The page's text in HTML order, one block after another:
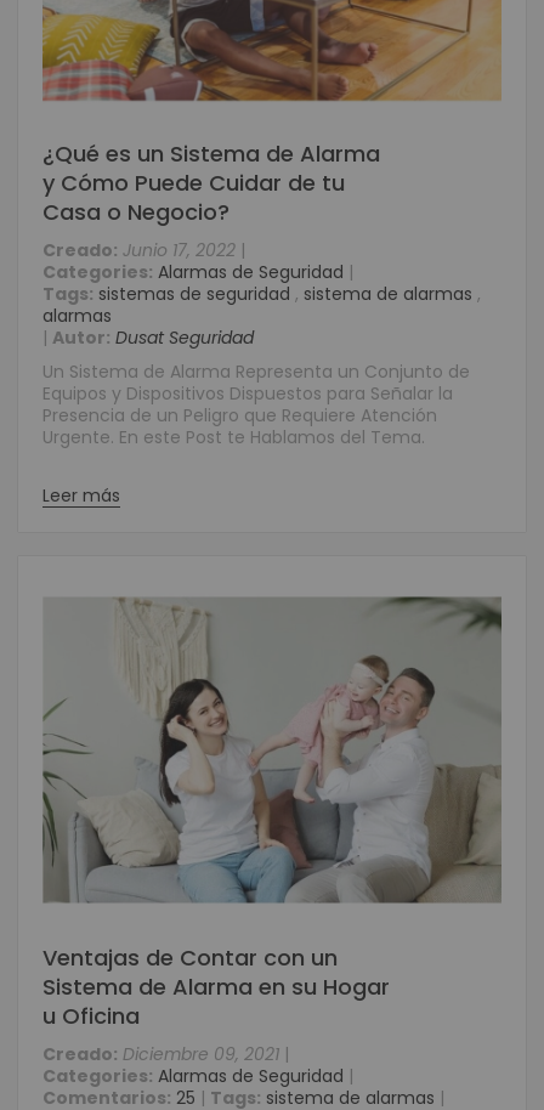
¿Qué es un Sistema de Alarma
y Cómo Puede Cuidar de tu
Casa o Negocio?
Creado: Junio 17, 2022 |
Categories: Alarmas de Seguridad |
Tags: sistemas de seguridad , sistema de alarmas ,
alarmas
| Autor: Dusat Seguridad
Un Sistema de Alarma Representa un Conjunto de
Equipos y Dispositivos Dispuestos para Señalar la
Presencia de un Peligro que Requiere Atención
Urgente. En este Post te Hablamos del Tema.
Leer más
Ventajas de Contar con un
Sistema de Alarma en su Hogar
u Oficina
Creado: Diciembre 09, 2021 |
Categories: Alarmas de Seguridad |
Comentarios: 25 | Tags: sistema de alarmas |